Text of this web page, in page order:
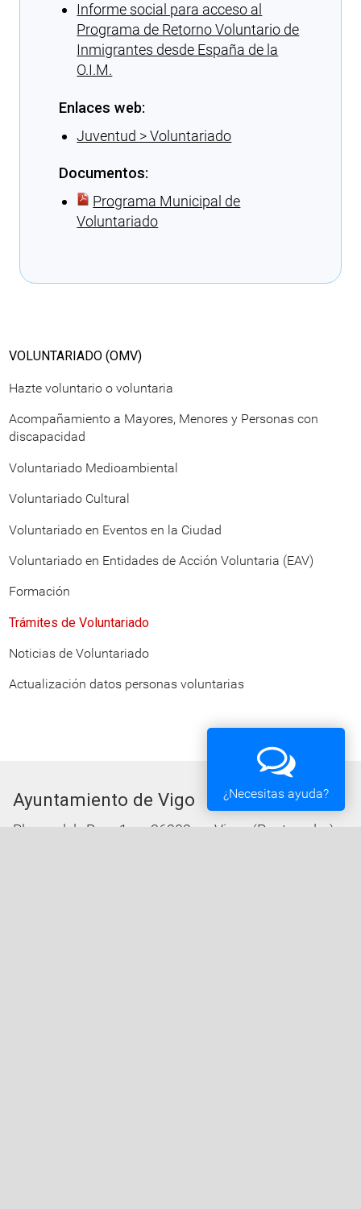
Informe social para acceso al
Programa de Retorno Voluntario de
Inmigrantes desde España de la
O.I.M.
Enlaces web:
Juventud > Voluntariado
Documentos:
Programa Municipal de
Voluntariado
VOLUNTARIADO (OMV)
Hazte voluntario o voluntaria
Acompañamiento a Mayores, Menores y Personas con
discapacidad
Voluntariado Medioambiental
Voluntariado Cultural
Voluntariado en Eventos en la Ciudad
Voluntariado en Entidades de Acción Voluntaria (EAV)
Formación
Trámites de Voluntariado
Noticias de Voluntariado
Actualización datos personas voluntarias
Ayuntamiento de Vigo
Plaza del Rey 1 - 36202 - Vigo (Pontevedra) -
¿Necesitas ayuda?